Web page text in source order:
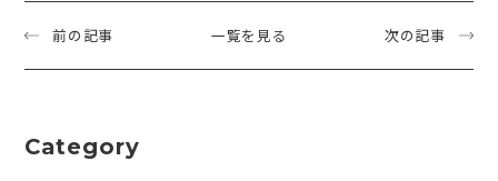
前の記事 一覧を見る 次の記事
Category